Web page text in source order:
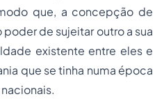
que, a concepção de
de sujeitar outro a sua
existente entre eles e
que se tinha numa época